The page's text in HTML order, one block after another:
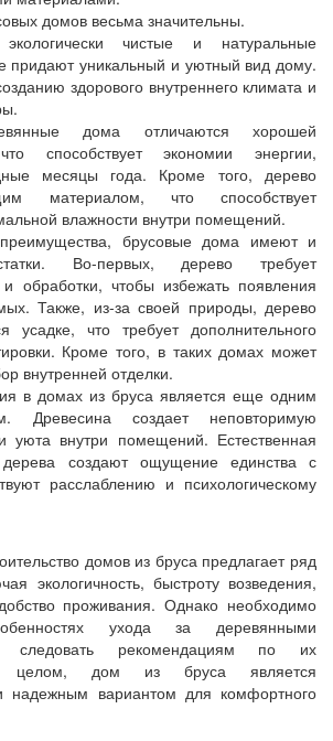
домов весьма значительны.
чистые и натуральные
придают уникальный и уютный вид дому.
здорового внутреннего климата и
дома отличаются хорошей
способствует экономии энергии,
месяцы года. Кроме того, дерево
материалом, что способствует
влажности внутри помещений.
брусовые дома имеют и
Во-первых, дерево требует
и обработки, чтобы избежать появления
Также, из-за своей природы, дерево
усадке, что требует дополнительного
Кроме того, в таких домах может
внутренней отделки.
в домах из бруса является еще одним
Древесина создает неповторимую
уюта внутри помещений. Естественная
создают ощущение единства с
расслаблению и психологическому
домов из бруса предлагает ряд
экологичность, быстроту возведения,
проживания. Однако необходимо
ухода за деревянными
следовать рекомендациям по их
целом, дом из бруса является
надежным вариантом для комфортного